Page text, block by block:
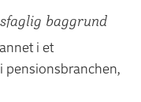
baggrund
i et
pensionsbranchen,